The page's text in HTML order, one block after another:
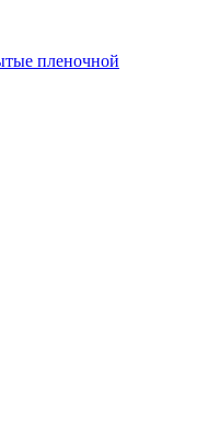
пленочной